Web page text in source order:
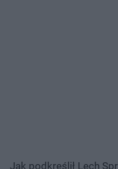
Jak podkreślił Lech